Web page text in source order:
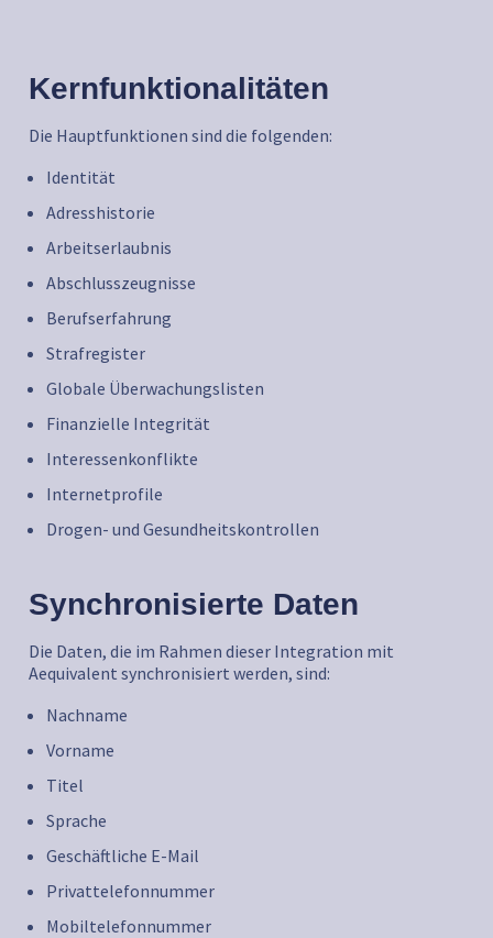
Kernfunktionalitäten
Die Hauptfunktionen sind die folgenden:
Identität
Adresshistorie
Arbeitserlaubnis
Abschlusszeugnisse
Berufserfahrung
Strafregister
Globale Überwachungslisten
Finanzielle Integrität
Interessenkonflikte
Internetprofile
Drogen- und Gesundheitskontrollen
Synchronisierte Daten
Die Daten, die im Rahmen dieser Integration mit
Aequivalent synchronisiert werden, sind:
Nachname
Vorname
Titel
Sprache
Geschäftliche E-Mail
Privattelefonnummer
Mobiltelefonnummer